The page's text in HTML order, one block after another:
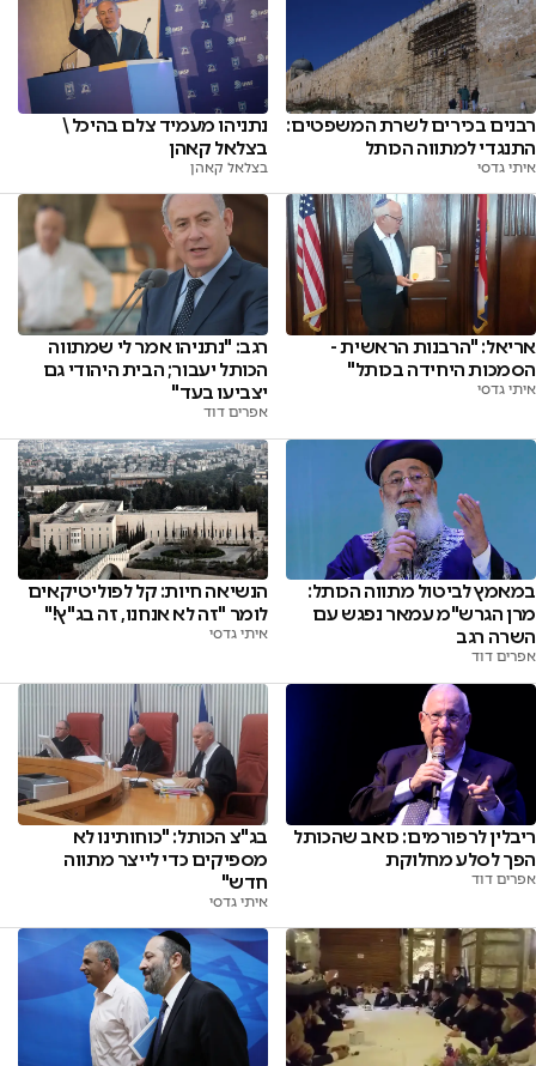
רבנים בכירים לשרת המשפטים:
התנגדי למתווה הכותל
איתי גדסי
נתניהו מעמיד צלם בהיכל \
בצלאל קאהן
בצלאל קאהן
אריאל: "הרבנות הראשית -
הסמכות היחידה בכותל"
איתי גדסי
רגב: "נתניהו אמר לי שמתווה
הכותל יעבור; הבית היהודי גם
יצביעו בעד"
אפרים דוד
במאמץ לביטול מתווה הכותל:
מרן הגרש"מ עמאר נפגש עם
השרה רגב
אפרים דוד
הנשיאה חיות: קל לפוליטיקאים
לומר "זה לא אנחנו, זה בג"ץ!"
איתי גדסי
ריבלין לרפורמים: כואב שהכותל
הפך לסלע מחלוקת
אפרים דוד
בג"צ הכותל: "כוחותינו לא
מספיקים כדי לייצר מתווה
חדש"
איתי גדסי